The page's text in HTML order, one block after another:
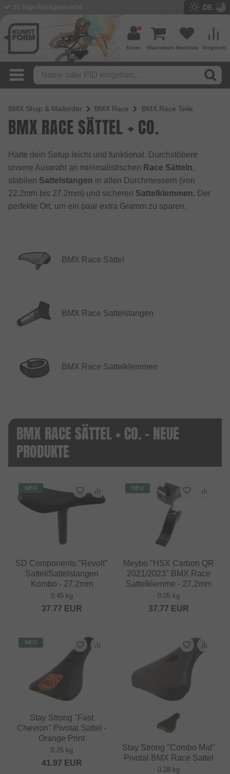
DE
Vergleich
Merkliste
Warenkorb
Konto
BMX Shop & Mailorder BMX Race BMX Race Teile
BMX RACE SÄTTEL + CO.
Halte dein Setup leicht und funktional. Durchstöbere
unsere Auswahl an minimalistischen Race Sätteln,
stabilen Sattelstangen in allen Durchmessern (von
22.2mm bis 27.2mm) und sicheren Sattelklemmen. Der
perfekte Ort, um ein paar extra Gramm zu sparen.
BMX Race Sättel
BMX Race Sattelstangen
BMX Race Sattelklemmen
BMX RACE SÄTTEL + CO. - NEUE
PRODUKTE
NEU
SD Components "Revolt"
Sattel/Sattelstangen
Kombo - 27.2mm
0.45 kg
37.77 EUR
NEU
Meybo "HSX Carbon QR
2021/2023" BMX Race
Sattelklemme - 27.2mm
0.05 kg
37.77 EUR
NEU
Stay Strong "Fast
Chevron" Pivotal Sattel -
Orange Print
0.25 kg
41.97 EUR
Stay Strong "Combo Mid"
Pivotal BMX Race Sattel
0.28 kg